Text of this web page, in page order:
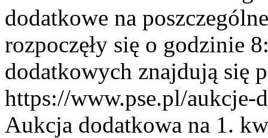
dodatkowe na
rozpoczęły się o godzinie
dodatkowych znajdują się
https://www.pse.pl/
Aukcja dodatkowa na 1.